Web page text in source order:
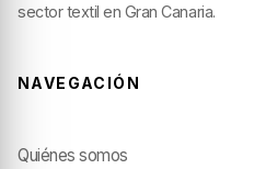
sector textil en Gran Canaria.
NAVEGACIÓN
Quiénes somos